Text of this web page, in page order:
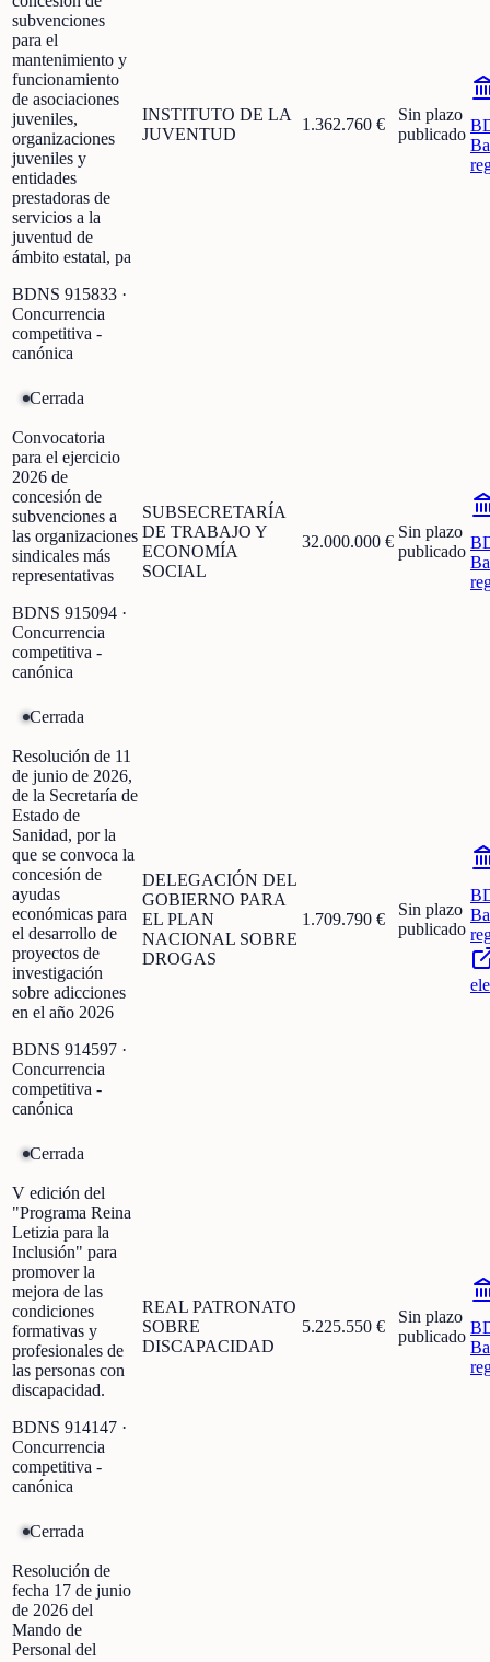
subvenciones
para el
mantenimiento y
funcionamiento
de asociaciones
juveniles,
organizaciones
juveniles y
entidades
prestadoras de
servicios a la
juventud de
ámbito estatal, pa
BDNS 915833 ·
Concurrencia
competitiva -
canónica
INSTITUTO DE LA
JUVENTUD
1.362.760 €
Sin plazo
publicado
Cerrada
Convocatoria
para el ejercicio
2026 de
concesión de
subvenciones a
las organizaciones
sindicales más
representativas
BDNS 915094 ·
Concurrencia
competitiva -
canónica
SUBSECRETARÍA
DE TRABAJO Y
ECONOMÍA
SOCIAL
32.000.000 €
Sin plazo
publicado
Cerrada
Resolución de 11
de junio de 2026,
de la Secretaría de
Estado de
Sanidad, por la
que se convoca la
concesión de
ayudas
económicas para
el desarrollo de
proyectos de
investigación
sobre adicciones
en el año 2026
BDNS 914597 ·
Concurrencia
competitiva -
canónica
DELEGACIÓN DEL
GOBIERNO PARA
EL PLAN
NACIONAL SOBRE
DROGAS
1.709.790 €
Sin plazo
publicado
Cerrada
V edición del
"Programa Reina
Letizia para la
Inclusión" para
promover la
mejora de las
condiciones
formativas y
profesionales de
las personas con
discapacidad.
BDNS 914147 ·
Concurrencia
competitiva -
canónica
REAL PATRONATO
SOBRE
DISCAPACIDAD
5.225.550 €
Sin plazo
publicado
Cerrada
Resolución de
fecha 17 de junio
de 2026 del
Mando de
Personal del